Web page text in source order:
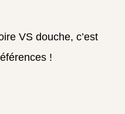
VS douche, c’est
!